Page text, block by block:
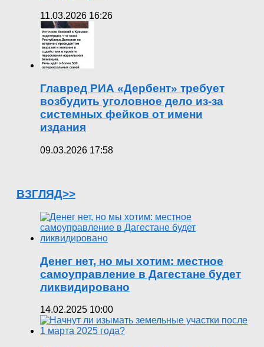
11.03.2026 16:26
Главред РИА «Дербент» требует
возбудить уголовное дело из-за
системных фейков от имени
издания
09.03.2026 17:58
ВЗГЛЯД>>
Денег нет, но мы хотим: местное
самоуправление в Дагестане будет
ликвидировано
14.02.2025 10:00